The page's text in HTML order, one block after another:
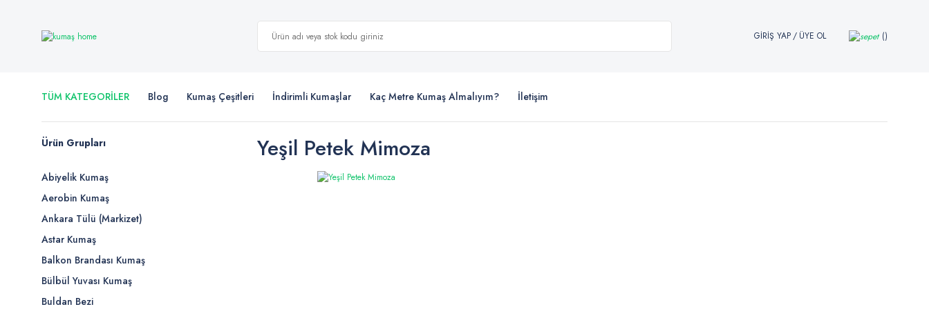
GİRİŞ YAP/ ÜYE OL
TÜM KATEGORİLER Blog Kumaş Çeşitleri İndirimli Kumaşlar Kaç Metre Kumaş Almalıyım? İletişim
Ürün Grupları
Abiyelik Kumaş
Aerobin Kumaş
Ankara Tülü (Markizet)
Astar Kumaş
Balkon Brandası Kumaş
Bülbül Yuvası Kumaş
Buldan Bezi
Yeşil Petek Mimoza